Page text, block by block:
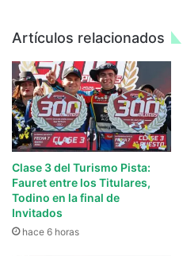
Artículos relacionados
Clase 3 del Turismo Pista:
Fauret entre los Titulares,
Todino en la final de
Invitados
hace 6 horas